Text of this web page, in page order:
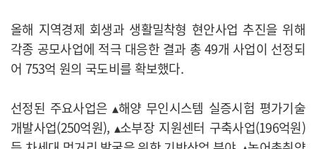
올해 지역경제 회생과 생활밀착형 현안사업 추진을 위해
각종 공모사업에 적극 대응한 결과 총 49개 사업이 선정되
어 753억 원의 국도비를 확보했다.
선정된 주요사업은 ▴해양 무인시스템 실증시험 평가기술
개발사업(250억원), ▴소부장 지원센터 구축사업(196억원)